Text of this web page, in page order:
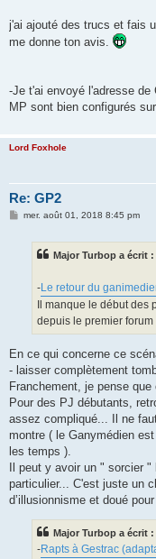
j'ai ajouté des trucs et fais
me donne ton avis.
-Je t'ai envoyé l'adresse
MP sont bien configurés
Lord Foxhole
Re: GP2
Mmer. août 01, 2018 8:45 pm
Major Turbop a écrit :
-Le retour du
Il manque le début
depuis le premier
En ce qui concerne ce
- laisser complètement
Franchement, je pense
Pour des PJ débutants,
assez compliqué... Il ne
montre ( le Ganymédien
les temps ).
Il peut y avoir un " sorcier
particulier... C'est juste un
d’illusionnisme et doué pour
Major Turbop a écrit :
-Rapts à Gestrac